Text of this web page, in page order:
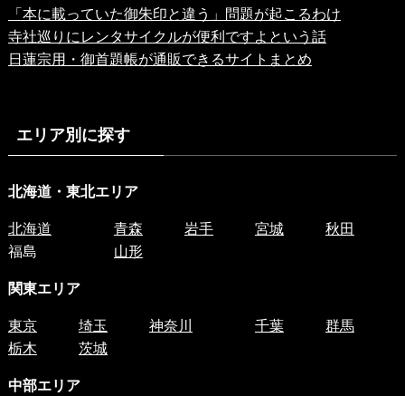
「本に載っていた御朱印と違う」問題が起こるわけ
寺社巡りにレンタサイクルが便利ですよという話
日蓮宗用・御首題帳が通販できるサイトまとめ
エリア別に探す
北海道・東北エリア
北海道 青森 岩手 宮城
秋田
福島
山形
関東エリア
東京 埼玉 神奈川 千葉
群馬
栃木
茨城
中部エリア